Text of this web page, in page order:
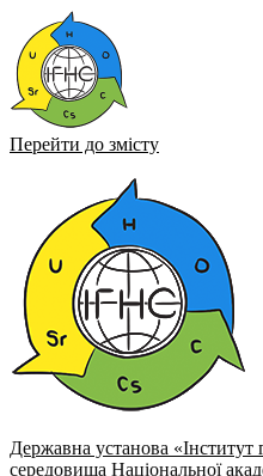
Перейти до змісту
Державна установа «Інститут
середовища Національної